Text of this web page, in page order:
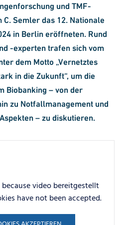
und TMF-
Semler das 12. Nationale
in Berlin eröffneten. Rund
-experten trafen sich vom
dem Motto „Vernetztes
in die Zukunft“, um die
Biobanking – von der
zu Notfallmanagement und
– zu diskutieren.
video bereitgestellt
have not been accepted.